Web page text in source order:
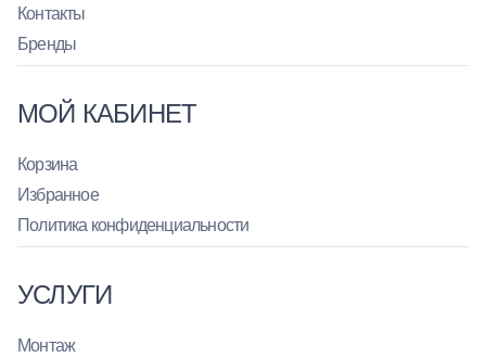
Контакты
Бренды
МОЙ КАБИНЕТ
Корзина
Избранное
Политика конфиденциальности
УСЛУГИ
Монтаж